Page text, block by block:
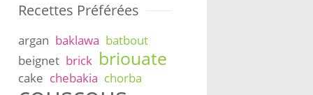
Recettes Préférées
argan baklawa batbout
beignet brick briouate
cake chebakia chorba